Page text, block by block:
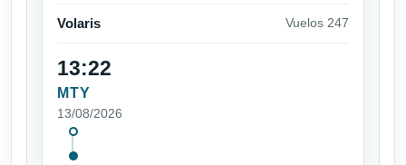
Volaris Vuelos 247
13:22
MTY
13/08/2026